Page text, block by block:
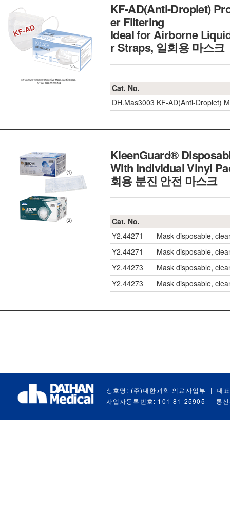
KF-AD(Anti-Droplet)
er Filtering
Ideal for Airborne
r Straps, 일회용 마스크
Cat. No.
DH.Mas3003 KF-AD(Anti-Droplet)
KleenGuard®
With Individual Vinyl
회용 분진 안전 마스크
Cat. No.
Y2.44271
Mask disposable,
Y2.44271
Mask disposable,
Y2.44273
Mask disposable,
Y2.44273
Mask disposable,
상호명: (주)대한과학 의료사업부 |
대
사업자등록번호: 101-81-25905
| 통